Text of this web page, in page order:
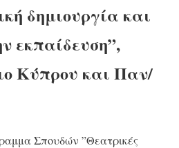
δημιουργία και
εκπαίδευση”,
Κύπρου και Παν/
Σπουδών ”Θεατρικές